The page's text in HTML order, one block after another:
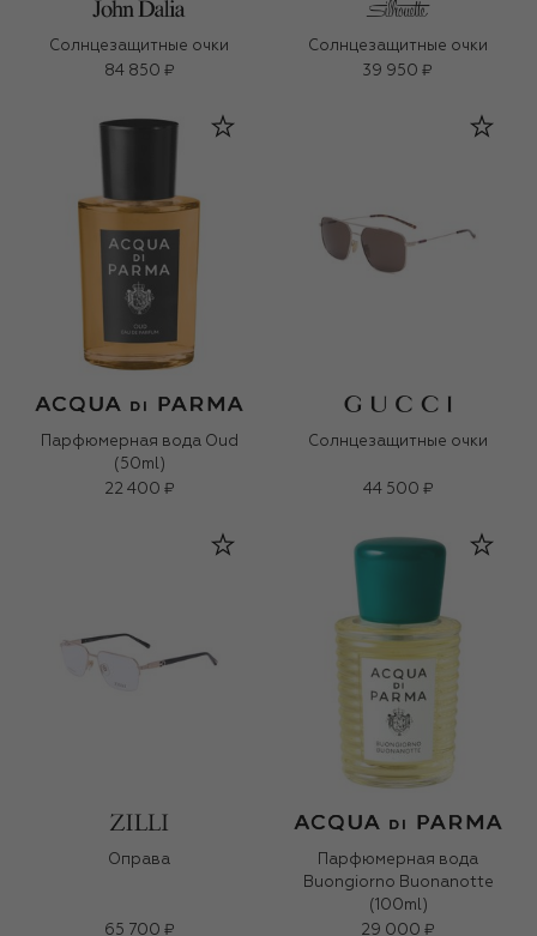
Солнцезащитные очки
84 850 ₽
Солнцезащитные очки
39 950 ₽
Парфюмерная вода Oud
(50ml)
22 400 ₽
Солнцезащитные очки
44 500 ₽
Оправа
65 700 ₽
Парфюмерная вода
Buongiorno Buonanotte
(100ml)
29 000 ₽